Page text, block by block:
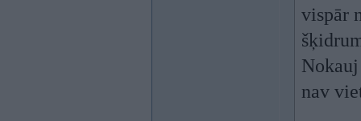
vispār
nav